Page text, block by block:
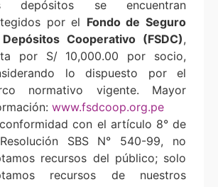
depósitos se encuentran
por el Fondo de Seguro
Cooperativo (FSDC),
por S/ 10,000.00 por socio,
lo dispuesto por el
normativo vigente. Mayor
www.fsdcoop.org.pe
con el artículo 8° de
SBS N° 540-99, no
recursos del público; solo
recursos de nuestros